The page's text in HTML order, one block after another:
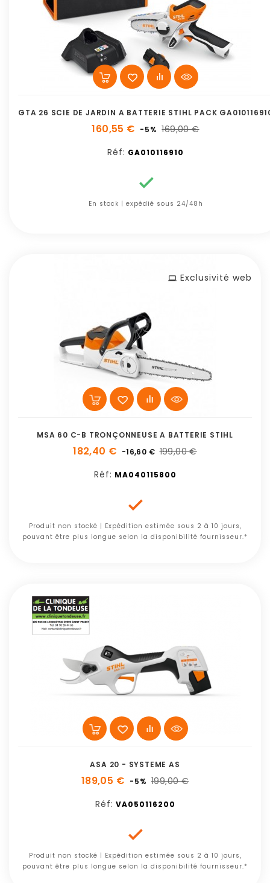
GTA 26 SCIE DE JARDIN A BATTERIE STIHL PACK
160,55 € -5% 169,00 €
Réf: GA010116910

En stock | expédié sous 24/48h
Exclusivité web
MSA 60 C-B TRONÇONNEUSE A BATTERIE STIHL
182,40 € -16,60 € 199,00 €
Réf: MA040115800

Produit non stocké | Expédition estimée sous 2 à 10 jours,
pouvant être plus longue selon la disponibilité fournisseur.*
ASA 20 - SYSTEME AS
189,05 € -5% 199,00 €
Réf: VA050116200

Produit non stocké | Expédition estimée sous 2 à 10 jours,
pouvant être plus longue selon la disponibilité fournisseur.*